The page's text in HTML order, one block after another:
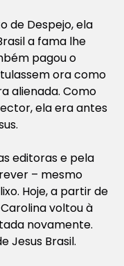
de Despejo,ela
a fama lhe
pagou o
ora como
alienada. Como
ela era antes
editoras e pela
– mesmo
Hoje, a partir de
voltou à
novamente.
Jesus Brasil.